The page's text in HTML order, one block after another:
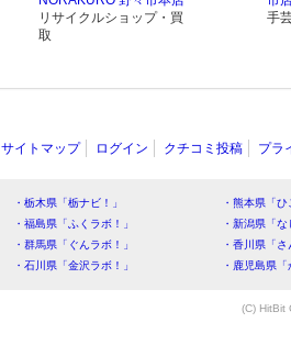
リサイクルショップ・買
取
手
サイトマップ ログイン クチコミ投稿 プラ
・栃木県「栃ナビ！」
・熊本県「
・福島県「ふくラボ！」
・新潟県「
・群馬県「ぐんラボ！」
・香川県「
・石川県「金沢ラボ！」
・鹿児島県
(C) HitBit